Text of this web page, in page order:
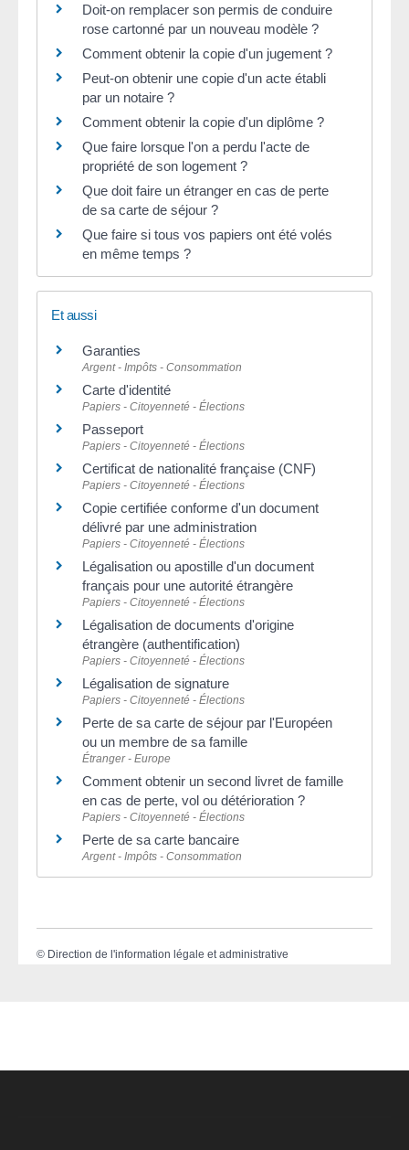
Doit-on remplacer son permis de conduire
rose cartonné par un nouveau modèle ?
Comment obtenir la copie d'un jugement ?
Peut-on obtenir une copie d'un acte établi
par un notaire ?
Comment obtenir la copie d'un diplôme ?
Que faire lorsque l'on a perdu l'acte de
propriété de son logement ?
Que doit faire un étranger en cas de perte
de sa carte de séjour ?
Que faire si tous vos papiers ont été volés
en même temps ?
Et aussi
Garanties
Argent - Impôts - Consommation
Carte d'identité
Papiers - Citoyenneté - Élections
Passeport
Papiers - Citoyenneté - Élections
Certificat de nationalité française (CNF)
Papiers - Citoyenneté - Élections
Copie certifiée conforme d'un document
délivré par une administration
Papiers - Citoyenneté - Élections
Légalisation ou apostille d'un document
français pour une autorité étrangère
Papiers - Citoyenneté - Élections
Légalisation de documents d'origine
étrangère (authentification)
Papiers - Citoyenneté - Élections
Légalisation de signature
Papiers - Citoyenneté - Élections
Perte de sa carte de séjour par l'Européen
ou un membre de sa famille
Étranger - Europe
Comment obtenir un second livret de famille
en cas de perte, vol ou détérioration ?
Papiers - Citoyenneté - Élections
Perte de sa carte bancaire
Argent - Impôts - Consommation
© Direction de l'information légale et administrative